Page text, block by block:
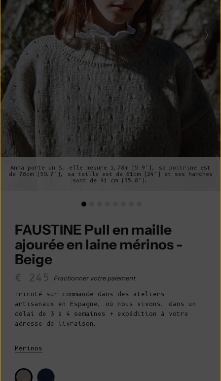
Anna porte un S, elle mesure 1,78m (5'9"), sa poitrine est
de 78cm (30.7"), sa taille est de 61cm (24") et ses hanches
sont de 91 cm (35.8").
FAUSTINE Pull en maille
ajourée en laine mérinos -
Beige
Prix de vente
€ 245 Fractionner votre paiement
Tricoté sur commande dans des ateliers
artisanaux en Espagne, où nous vivons, dans un
délai de 3 à 4 semaines + expédition à votre
adresse de livraison.
Mérinos